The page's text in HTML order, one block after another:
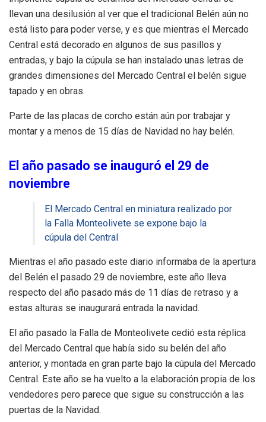
llevan una desilusión al ver que el tradicional Belén aún no
está listo para poder verse, y es que mientras el Mercado
Central está decorado en algunos de sus pasillos y
entradas, y bajo la cúpula se han instalado unas letras de
grandes dimensiones del Mercado Central el belén sigue
tapado y en obras.
Parte de las placas de corcho están aún por trabajar y
montar y a menos de 15 días de Navidad no hay belén.
El año pasado se inauguró el 29 de
noviembre
El Mercado Central en miniatura realizado por
la Falla Monteolivete se expone bajo la
cúpula del Central
Mientras el año pasado este diario informaba de la apertura
del Belén el pasado 29 de noviembre, este año lleva
respecto del año pasado más de 11 días de retraso y a
estas alturas se inaugurará entrada la navidad.
El año pasado la Falla de Monteolivete cedió esta réplica
del Mercado Central que había sido su belén del año
anterior, y montada en gran parte bajo la cúpula del Mercado
Central. Este año se ha vuelto a la elaboración propia de los
vendedores pero parece que sigue su construcción a las
puertas de la Navidad.